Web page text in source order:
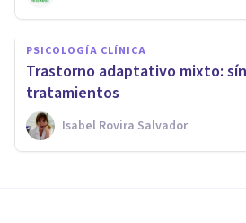
PSICOLOGÍA CLÍNICA
Trastorno adaptativo mixto:
tratamientos
Isabel Rovira Salvador